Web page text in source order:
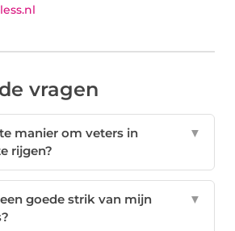
vragen
manier om veters in
rijgen?
▼
goede strik van mijn
▼